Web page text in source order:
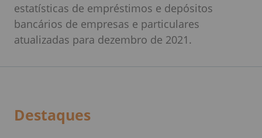
estatísticas de empréstimos e depósitos
bancários de empresas e particulares
atualizadas para dezembro de 2021.
Destaques